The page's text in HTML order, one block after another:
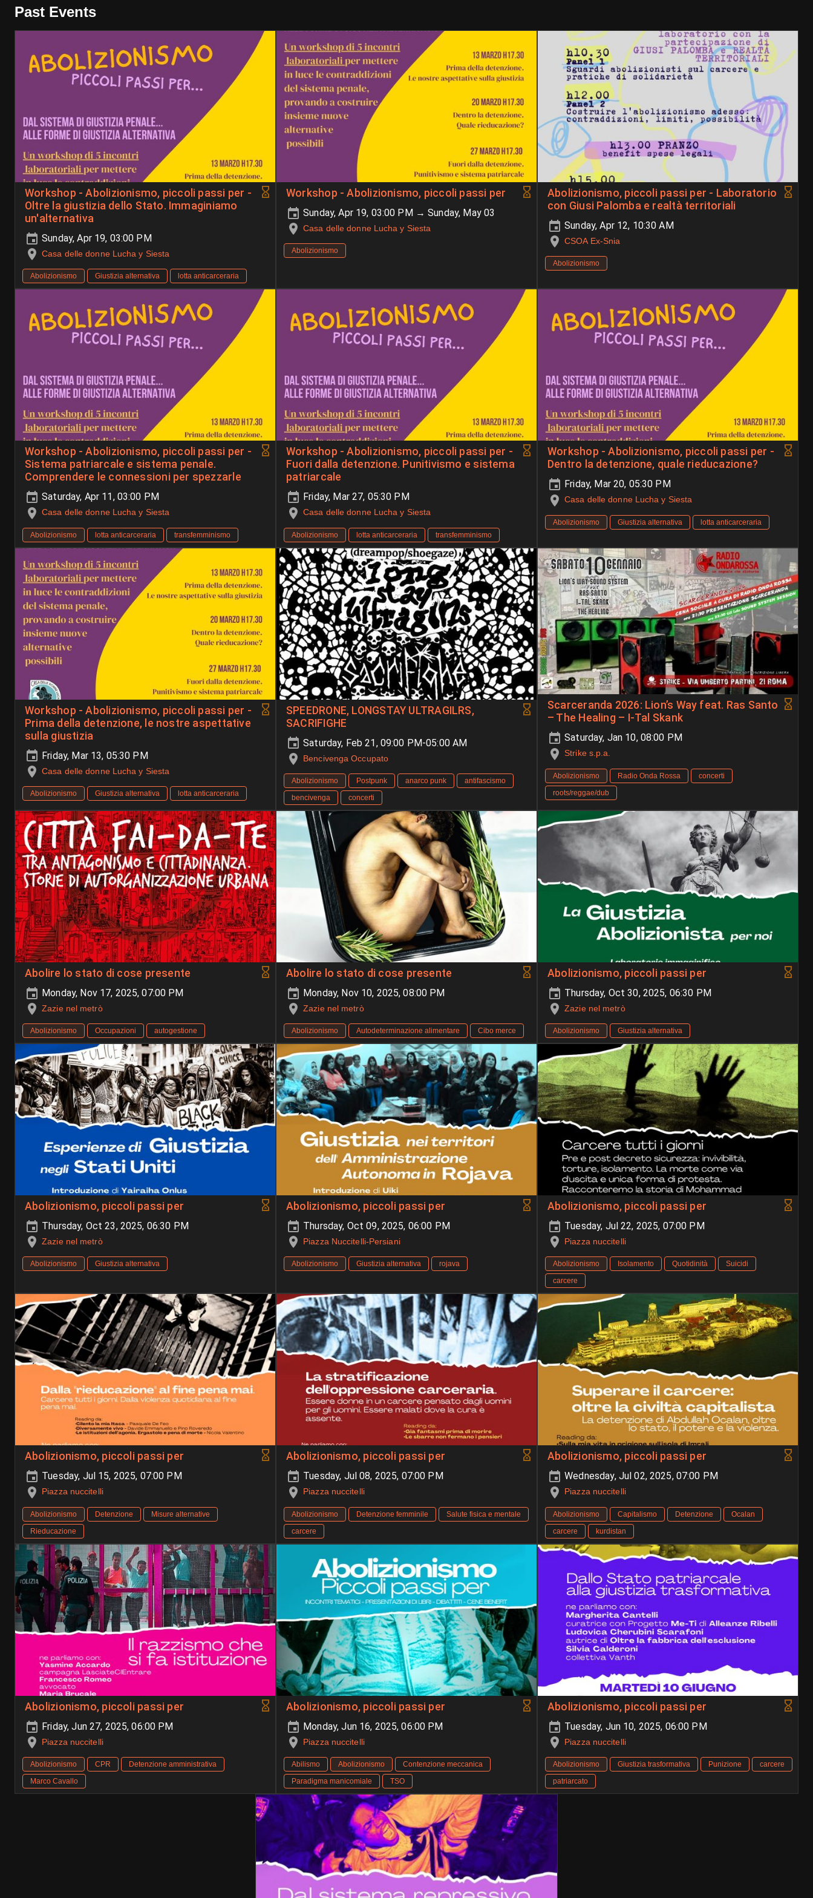
Past Events
Workshop - Abolizionismo, piccoli passi per -
Oltre la giustizia dello Stato. Immaginiamo
un'alternativa
Sunday, Apr 19, 03:00 PM
Casa delle donne Lucha y Siesta
Abolizionismo Giustizia alternativa lotta anticarceraria
Workshop - Abolizionismo, piccoli passi per
Sunday, Apr 19, 03:00 PM → Sunday, May 03
Casa delle donne Lucha y Siesta
Abolizionismo
Abolizionismo, piccoli passi per - Laboratorio
con Giusi Palomba e realtà territoriali
Sunday, Apr 12, 10:30 AM
CSOA Ex-Snia
Abolizionismo
Workshop - Abolizionismo, piccoli passi per -
Sistema patriarcale e sistema penale.
Comprendere le connessioni per spezzarle
Saturday, Apr 11, 03:00 PM
Casa delle donne Lucha y Siesta
Abolizionismo lotta anticarceraria transfemminismo
Workshop - Abolizionismo, piccoli passi per -
Fuori dalla detenzione. Punitivismo e sistema
patriarcale
Friday, Mar 27, 05:30 PM
Casa delle donne Lucha y Siesta
Abolizionismo lotta anticarceraria transfemminismo
Workshop - Abolizionismo, piccoli passi per -
Dentro la detenzione, quale rieducazione?
Friday, Mar 20, 05:30 PM
Casa delle donne Lucha y Siesta
Abolizionismo Giustizia alternativa lotta anticarceraria
Workshop - Abolizionismo, piccoli passi per -
Prima della detenzione, le nostre aspettative
sulla giustizia
Friday, Mar 13, 05:30 PM
Casa delle donne Lucha y Siesta
Abolizionismo Giustizia alternativa lotta anticarceraria
SPEEDRONE, LONGSTAY ULTRAGILRS,
SACRIFIGHE
Saturday, Feb 21, 09:00 PM-05:00 AM
Bencivenga Occupato
Abolizionismo Postpunk anarco punk
antifascismo
bencivenga
concerti
Scarceranda 2026: Lion’s Way feat. Ras Santo
– The Healing – I-Tal Skank
Saturday, Jan 10, 08:00 PM
Strike s.p.a.
Abolizionismo Radio Onda Rossa
concerti
roots/reggae/dub
Abolire lo stato di cose presente
Monday, Nov 17, 2025, 07:00 PM
Zazie nel metrò
Abolizionismo Occupazioni autogestione
Abolire lo stato di cose presente
Monday, Nov 10, 2025, 08:00 PM
Zazie nel metrò
Abolizionismo Autodeterminazione alimentare Cibo merce
Abolizionismo, piccoli passi per
Thursday, Oct 30, 2025, 06:30 PM
Zazie nel metrò
Abolizionismo Giustizia alternativa
Abolizionismo, piccoli passi per
Thursday, Oct 23, 2025, 06:30 PM
Zazie nel metrò
Abolizionismo Giustizia alternativa
Abolizionismo, piccoli passi per
Thursday, Oct 09, 2025, 06:00 PM
Piazza Nuccitelli-Persiani
Abolizionismo Giustizia alternativa rojava
Abolizionismo, piccoli passi per
Tuesday, Jul 22, 2025, 07:00 PM
Piazza nuccitelli
Abolizionismo Isolamento Quotidinità
Suicidi
carcere
Abolizionismo, piccoli passi per
Tuesday, Jul 15, 2025, 07:00 PM
Piazza nuccitelli
Abolizionismo Detenzione
Misure alternative
Rieducazione
Abolizionismo, piccoli passi per
Tuesday, Jul 08, 2025, 07:00 PM
Piazza nuccitelli
Abolizionismo Detenzione femminile
Salute fisica e mentale
carcere
Abolizionismo, piccoli passi per
Wednesday, Jul 02, 2025, 07:00 PM
Piazza nuccitelli
Abolizionismo Capitalismo Detenzione
Ocalan
carcere
kurdistan
Abolizionismo, piccoli passi per
Friday, Jun 27, 2025, 06:00 PM
Piazza nuccitelli
Abolizionismo CPR
Detenzione amministrativa
Marco Cavallo
Abolizionismo, piccoli passi per
Monday, Jun 16, 2025, 06:00 PM
Piazza nuccitelli
Abilismo Abolizionismo
Contenzione meccanica
Paradigma manicomiale
TSO
Abolizionismo, piccoli passi per
Tuesday, Jun 10, 2025, 06:00 PM
Piazza nuccitelli
Abolizionismo Giustizia trasformativa Punizione
carcere
patriarcato